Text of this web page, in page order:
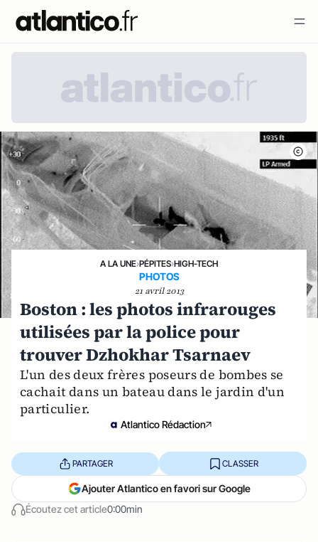
A LA UNE›PÉPITES›HIGH-TECH
PHOTOS
21 avril 2013
Boston : les photos infrarouges
utilisées par la police pour
trouver Dzhokhar Tsarnaev
L'un des deux frères poseurs de bombes se
cachait dans un bateau dans le jardin d'un
particulier.
Atlantico Rédaction
Écoutez cet article0:00min
PARTAGER CLASSER
Ajouter Atlantico en favori sur Google